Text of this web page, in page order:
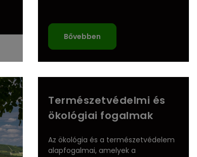
Bővebben
Természetvédelmi és
ökológiai fogalmak
Az ökológia és a természetvédelem
alapfogalmai, amelyek a